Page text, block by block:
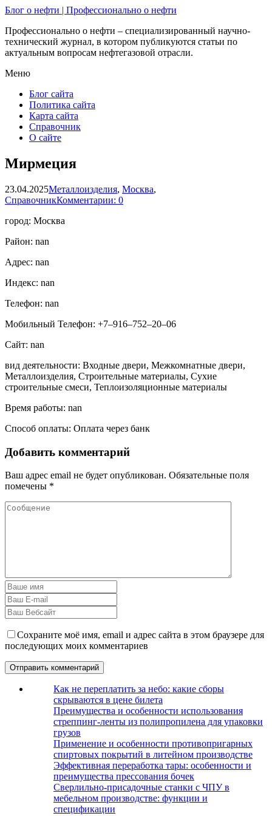
Блог о нефти | Профессионально о нефти
Профессионально о нефти – специализированный научно-
технический журнал, в котором публикуются статьи по
актуальным вопросам нефтегазовой отрасли.
Меню
Блог сайта
Политика сайта
Карта сайта
Справочник
О сайте
Мирмеция
23.04.2025Металлоизделия, Москва,
СправочникКомментарии: 0
город: Москва
Район: nan
Адрес: nan
Индекс: nan
Телефон: nan
Мобильный Телефон: +7‒916‒752‒20‒06
Сайт: nan
вид деятельности: Входные двери, Межкомнатные двери,
Металлоизделия, Строительные материалы, Сухие
строительные смеси, Теплоизоляционные материалы
Время работы: nan
Способ оплаты: Оплата через банк
Добавить комментарий
Ваш адрес email не будет опубликован. Обязательные поля
помечены *
Сохраните моё имя, email и адрес сайта в этом браузере для
последующих моих комментариев
Как не переплатить за небо: какие сборы
скрываются в цене билета
Преимущества и особенности использования
стреппинг-ленты из полипропилена для упаковки
грузов
Применение и особенности противопригарных
спиртовых покрытий в литейном производстве
Эффективная переработка тары: особенности и
преимущества прессования бочек
Сверлильно-присадочные станки с ЧПУ в
мебельном производстве: функции и
спецификации